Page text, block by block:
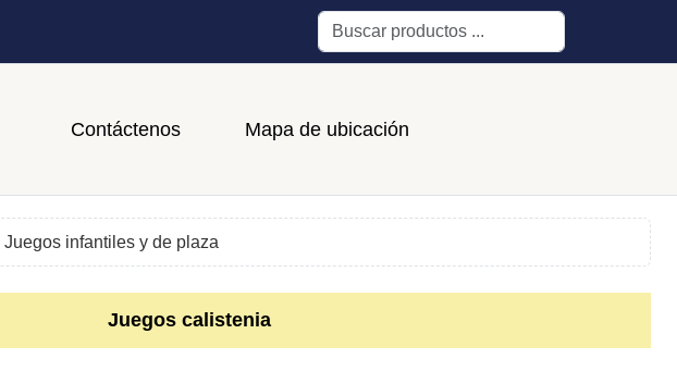
Buscar
Contáctenos Mapa de ubicación
Juegos infantiles y de plaza
Juegos calistenia